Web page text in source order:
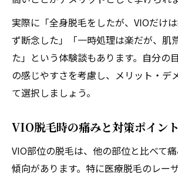
実際に「全身脱毛をしたが、VIOだけ
ず断念した」「一時処理は楽だが、肌
た」という体験談もあります。自分の
の感じやすさを考慮し、メリット・デ
て選択しましょう。
VIO脱毛時の痛みと対策ポイン
VIO部位の脱毛は、他の部位と比べて
傾向があります。特に医療脱毛のレー